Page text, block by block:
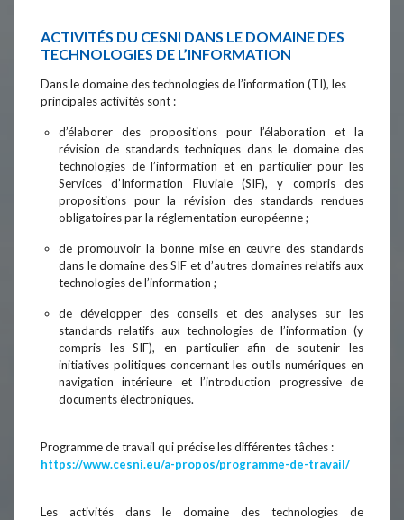
ACTIVITÉS DU CESNI DANS LE DOMAINE DES
TECHNOLOGIES DE L’INFORMATION
Dans le domaine des technologies de l’information (TI), les
principales activités sont :
d’élaborer des propositions pour l’élaboration et la
révision de standards techniques dans le domaine des
technologies de l’information et en particulier pour les
Services d’Information Fluviale (SIF), y compris des
propositions pour la révision des standards rendues
obligatoires par la réglementation européenne ;
de promouvoir la bonne mise en œuvre des standards
dans le domaine des SIF et d’autres domaines relatifs aux
technologies de l’information ;
de développer des conseils et des analyses sur les
standards relatifs aux technologies de l’information (y
compris les SIF), en particulier afin de soutenir les
initiatives politiques concernant les outils numériques en
navigation intérieure et l’introduction progressive de
documents électroniques.
Programme de travail qui précise les différentes tâches :
https://www.cesni.eu/a-propos/programme-de-travail/
Les activités dans le domaine des technologies de